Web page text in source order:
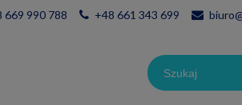
669 990 788 +48 661 343 699